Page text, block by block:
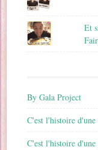
Et
By Gala Project
C'est l'histoire
C'est l'histoire